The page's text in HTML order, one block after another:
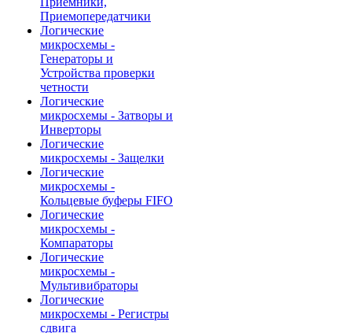
Приемопередатчики
Логические
микросхемы -
Генераторы и
Устройства проверки
четности
Логические
микросхемы - Затворы и
Инверторы
Логические
микросхемы - Защелки
Логические
микросхемы -
Кольцевые буферы FIFO
Логические
микросхемы -
Компараторы
Логические
микросхемы -
Мультивибраторы
Логические
микросхемы - Регистры
сдвига